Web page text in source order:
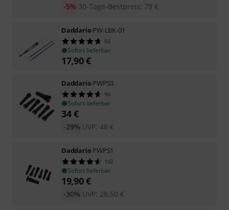
30-Tage-Bestpreis: 79 €
-5%
DaddarioPW-LBK-01
55
Sofort lieferbar
17,90€
DaddarioPWPS3
96
Sofort lieferbar
34€
UVP: 48 €
-29%
DaddarioPWPS1
162
Sofort lieferbar
19,90€
UVP: 28,50 €
-30%